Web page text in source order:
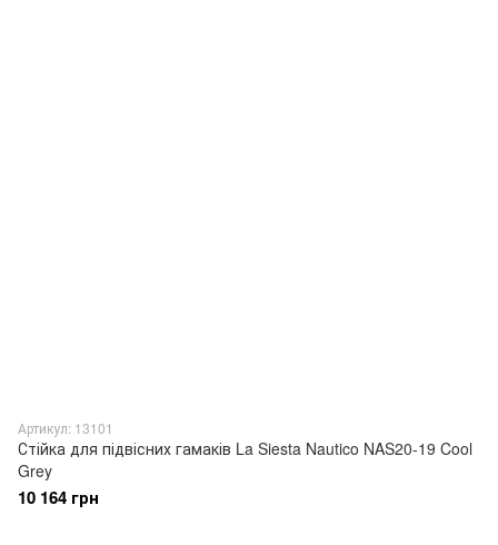
Артикул: 13101
Стійка для підвісних гамаків La Siesta Nautico NAS20-19 Cool
Grey
10 164 грн